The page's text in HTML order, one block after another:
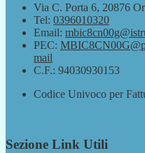
Via C. Porta 6, 20876
Tel: 0396010320
Email:
PEC:
mail
C.F.: 94030930153
Codice Univoco per
Sezione Link Utili